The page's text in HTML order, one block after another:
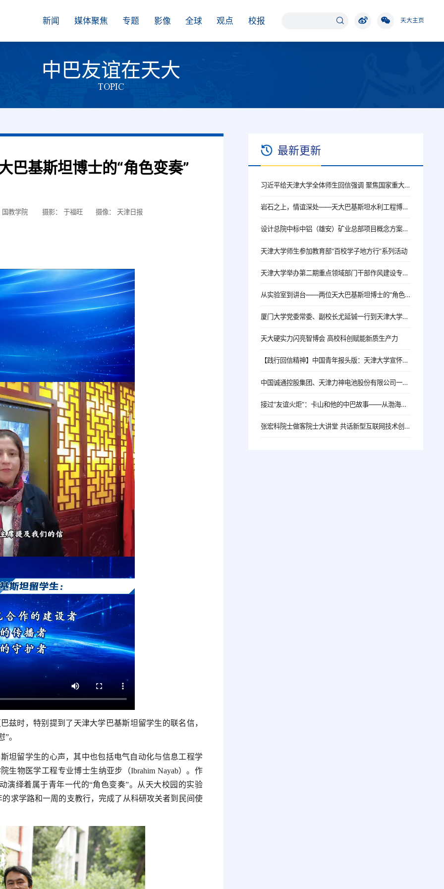
新闻 媒体聚焦 专题 影像 全球 观点 校报 天大主页
中巴友谊在天大
TOPIC
基斯坦博士的“角色变奏”
国教学院 摄影： 于福旺 摄像： 天津日报
兹时，特别提到了天津大学巴基斯坦留学生的联名信，
。
坦留学生的心声，其中也包括电气自动化与信息工程学
生物医学工程专业博士生纳亚步（Ibrahim Nayab）。作
演绎着属于青年一代的“角色变奏”。从天大校园的实验
求学路和一周的支教行，完成了从科研攻关者到民间使
最新更新
习近平给天津大学全体师生回信强调 聚焦国家重大战略需求提高人才培养质量 更好服务经济社会发展
岩石之上，情谊深处——天大巴基斯坦水利工程博士生穆帅的选择
设计总院中标中铝（雄安）矿业总部项目概念方案设计 校企战略合作落地 服务雄安新区建设迈出新步伐
天津大学师生参加教育部“百校学子地方行”系列活动
天津大学举办第二期重点领域部门干部作风建设专题培训班
从实验室到讲台——两位天大巴基斯坦博士的“角色变奏”
厦门大学党委常委、副校长尤延铖一行到天津大学调研
天大硬实力闪亮智博会 高校科创赋能新质生产力
【践行回信精神】中国青年报头版：天津大学宣怀学院链接“知本”与资本 为年轻人打造创新创业“梦工厂”
中国诚通控股集团、天津力神电池股份有限公司一行来校交流
接过“友谊火炬”：卡山和他的中巴故事——从渤海之滨到东海之畔
张宏科院士做客院士大讲堂 共话新型互联网技术创新与人才培养